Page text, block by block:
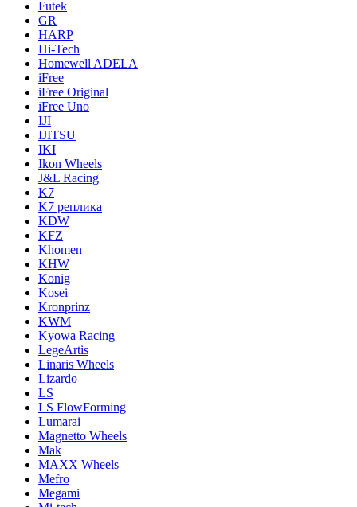
Futek
GR
HARP
Hi-Tech
Homewell ADELA
iFree
iFree Original
iFree Uno
IJI
IJITSU
IKI
Ikon Wheels
J&L Racing
K7
K7 реплика
KDW
KFZ
Khomen
KHW
Konig
Kosei
Kronprinz
KWM
Kyowa Racing
LegeArtis
Linaris Wheels
Lizardo
LS
LS FlowForming
Lumarai
Magnetto Wheels
Mak
MAXX Wheels
Mefro
Megami